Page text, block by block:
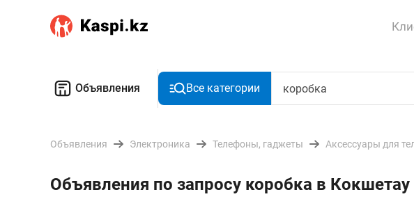
Объявления Все категории
Объявления Электроника Телефоны, гаджеты Аксессуары для
Объявления по запросу коробка в Кокшетау